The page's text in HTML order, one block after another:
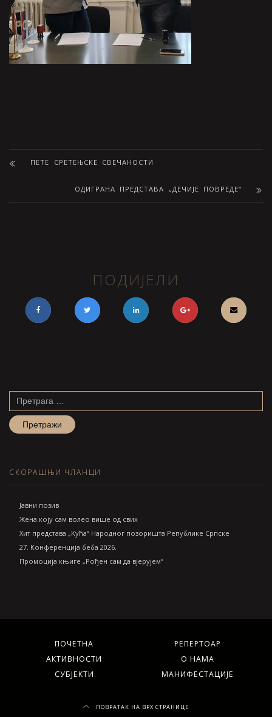
ПЕТЕ СРЕТЕЊСКЕ СВЕЧАНОСТИ
ОДИГРАНА ПРЕДСТАВА „ДЕЧИЈЕ ПОВРЕДЕ“
ПОДИЈЕЛИ
СКОРАШЊИ ЧЛАНЦИ
Jавни позив
Жена коју сам волео више од свих
Хит представа „Кућа“ Народног позоришта Републике Српске
27. Конференција беба 2026.
Промоција књиге „Рођен сам да вјерујем“
ПОЧЕТНА
РЕПЕРТОАР
АКТИВНОСТИ
О НАМА
СУБЈЕКТИ
МАНИФЕСТАЦИЈЕ
ПОВРАТАК НА ВРХ СТРАНИЦЕ